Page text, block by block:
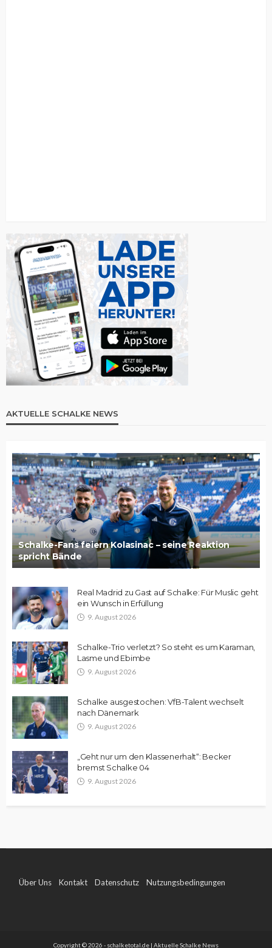
AKTUELLE SCHALKE NEWS
Schalke-Fans feiern Kolasinac – seine Reaktion
spricht Bände
Real Madrid zu Gast auf Schalke: Für Muslic geht
ein Wunsch in Erfüllung
9. August 2026
Schalke-Trio verletzt? So steht es um Karaman,
Lasme und Ebimbe
9. August 2026
Schalke ausgestochen: VfB-Talent wechselt
nach Dänemark
9. August 2026
„Geht nur um den Klassenerhalt“: Becker
bremst Schalke 04
9. August 2026
Über Uns Kontakt Datenschutz Nutzungsbedingungen
Copyright © 2026 - schalketotal.de | Aktuelle Schalke News